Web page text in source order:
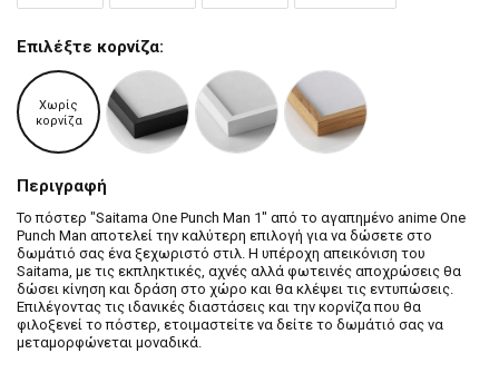
Επιλέξτε κορνίζα:
Χωρίς
κορνίζα
Περιγραφή
Το πόστερ "Saitama One Punch Man 1" από το αγαπημένο anime One
Punch Man αποτελεί την καλύτερη επιλογή για να δώσετε στο
δωμάτιό σας ένα ξεχωριστό στιλ. Η υπέροχη απεικόνιση του
Saitama, με τις εκπληκτικές, αχνές αλλά φωτεινές αποχρώσεις θα
δώσει κίνηση και δράση στο χώρο και θα κλέψει τις εντυπώσεις.
Επιλέγοντας τις ιδανικές διαστάσεις και την κορνίζα που θα
φιλοξενεί το πόστερ, ετοιμαστείτε να δείτε το δωμάτιό σας να
μεταμορφώνεται μοναδικά.